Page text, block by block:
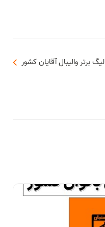
لیگ برتر والیبال آقایان کشور